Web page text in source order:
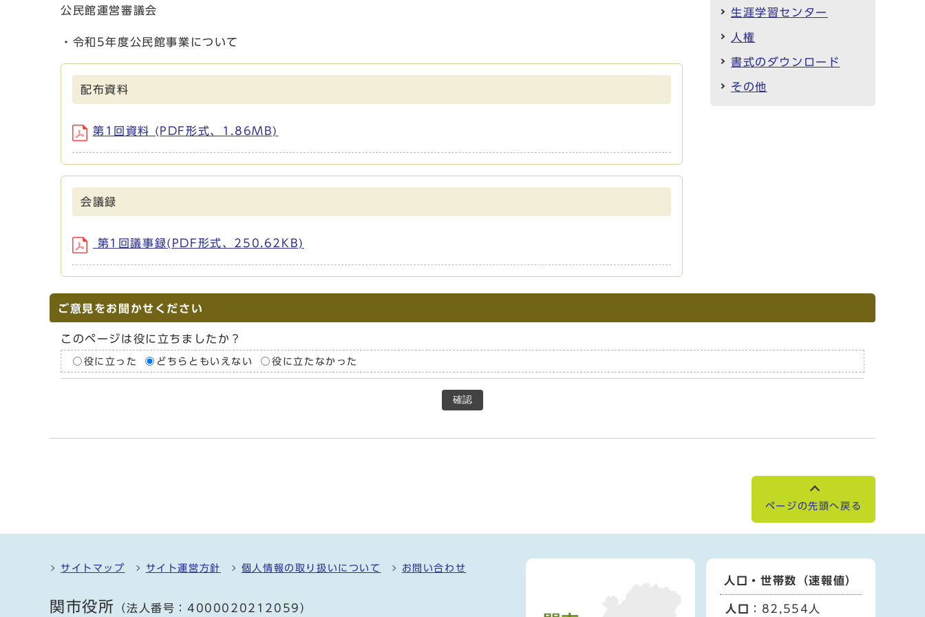
公民館運営審議会
・令和5年度公民館事業について
配布資料
第1回資料 (PDF形式、1.86MB)
会議録
第1回議事録(PDF形式、250.62KB)
生涯学習センター
人権
書式のダウンロード
その他
ご意見をお聞かせください
このページは役に立ちましたか？
役に立った どちらともいえない 役に立たなかった
確認
ページの先頭へ戻る
サイトマップ サイト運営方針 個人情報の取り扱いについて お問い合わせ
関市役所 （法人番号：4000020212059）
人口・世帯数（速報値）
人口 ：82,554人